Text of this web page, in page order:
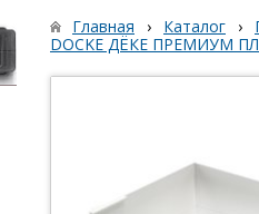
Главная › Каталог ›
DOCKE ДЁКЕ ПРЕМИУМ